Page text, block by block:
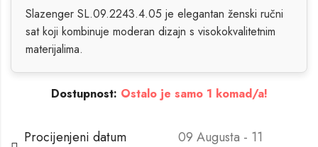
Slazenger SL.09.2243.4.05 je elegantan ženski ručni
sat koji kombinuje moderan dizajn s visokokvalitetnim
materijalima.
Dostupnost: Ostalo je samo 1 komad/a!
Procijenjeni datum
09 Augusta - 11